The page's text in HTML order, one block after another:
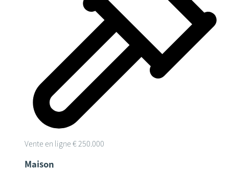
Vente en ligne € 250.000
Maison